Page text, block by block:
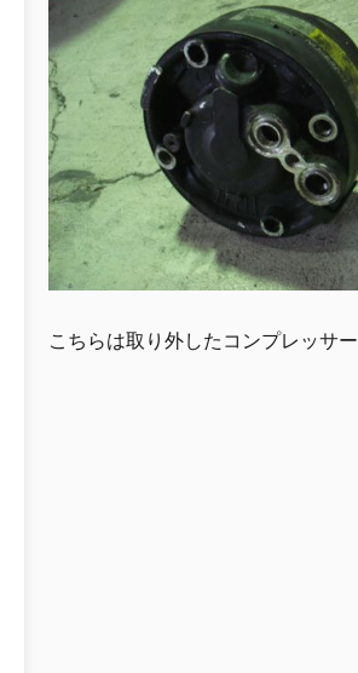
こちらは取り外したコンプレッサー